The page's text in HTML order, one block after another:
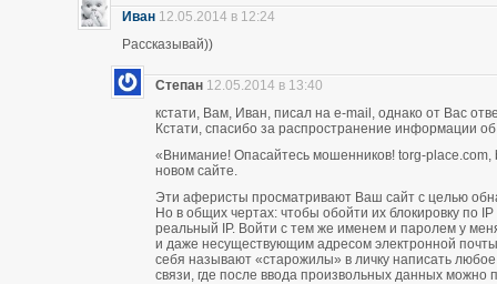
Иван 12.05.2014 в 12:24
Рассказывай))
Степан 12.05.2014 в 13:40
кстати, Вам, Иван, писал на e-mail, однако от Вас
Кстати, спасибо за распространение информации
«Внимание! Опасайтесь мошенников! torg-place.com,
новом сайте.
Эти аферисты просматривают Ваш сайт с целью
Но в общих чертах: чтобы обойти их блокировку по
реальный IP. Войти с тем же именем и паролем у
и даже несуществующим адресом электронной
себя называют «старожилы» в личку написать
связи, где после ввода произвольных данных можно